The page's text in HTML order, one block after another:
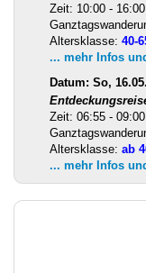
Zeit: 10:00 -
Altersklasse: 40-
... mehr Infos
Datum: So,
Zeit: 06:55 -
Altersklasse: ab
... mehr Infos